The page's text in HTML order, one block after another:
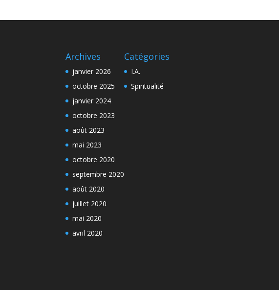
Archives
janvier 2026
octobre 2025
janvier 2024
octobre 2023
août 2023
mai 2023
octobre 2020
septembre 2020
août 2020
juillet 2020
mai 2020
avril 2020
Catégories
I.A.
Spiritualité